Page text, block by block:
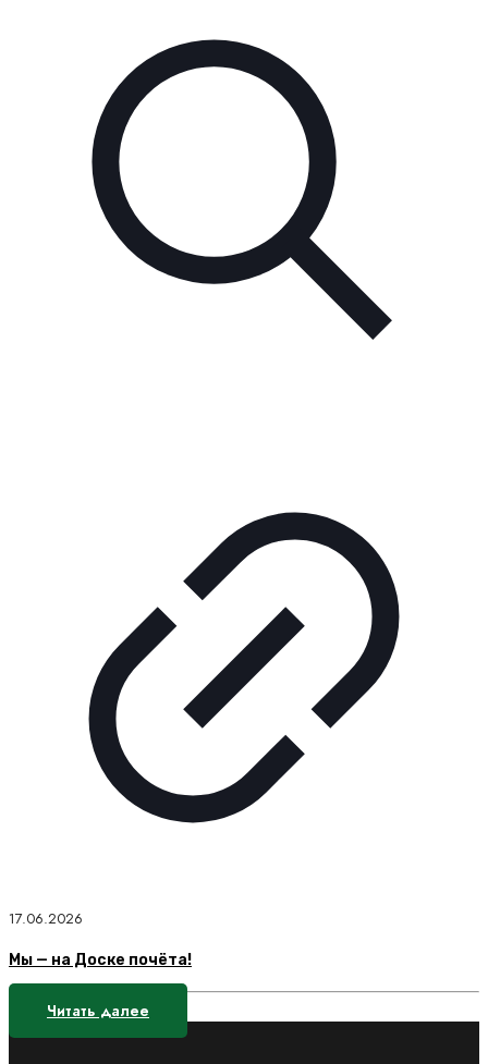
17.06.2026
Мы — на Доске почёта!
Читать далее